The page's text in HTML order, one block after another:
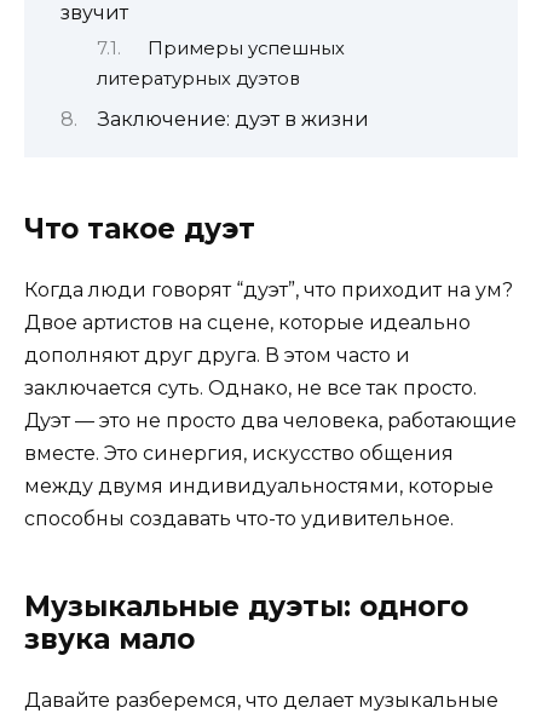
звучит
Примеры успешных
литературных дуэтов
Заключение: дуэт в жизни
Что такое дуэт
Когда люди говорят “дуэт”, что приходит на ум?
Двое артистов на сцене, которые идеально
дополняют друг друга. В этом часто и
заключается суть. Однако, не все так просто.
Дуэт — это не просто два человека, работающие
вместе. Это синергия, искусство общения
между двумя индивидуальностями, которые
способны создавать что-то удивительное.
Музыкальные дуэты: одного
звука мало
Давайте разберемся, что делает музыкальные